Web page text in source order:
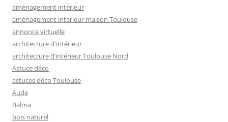
aménagement intérieur
aménagement intérieur maison Toulouse
annonce virtuelle
architecture d'intérieur
architecture d’intérieur Toulouse Nord
Astuce déco
astuces déco Toulouse
Aude
Balma
bois naturel